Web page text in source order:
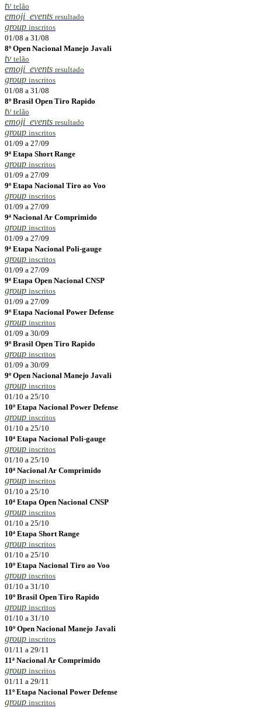
tv telão
emoji_events resultado
group inscritos
01/08 a 31/08
8º Open Nacional Manejo Javali
tv telão
emoji_events resultado
group inscritos
01/08 a 31/08
8º Brasil Open Tiro Rapido
tv telão
emoji_events resultado
group inscritos
01/09 a 27/09
9ª Etapa Short Range
group inscritos
01/09 a 27/09
9º Etapa Nacional Tiro ao Voo
group inscritos
01/09 a 27/09
9ª Nacional Ar Comprimido
group inscritos
01/09 a 27/09
9ª Etapa Nacional Poli-gauge
group inscritos
01/09 a 27/09
9ª Etapa Open Nacional CNSP
group inscritos
01/09 a 27/09
9º Etapa Nacional Power Defense
group inscritos
01/09 a 30/09
9º Brasil Open Tiro Rapido
group inscritos
01/09 a 30/09
9º Open Nacional Manejo Javali
group inscritos
01/10 a 25/10
10º Etapa Nacional Power Defense
group inscritos
01/10 a 25/10
10ª Etapa Nacional Poli-gauge
group inscritos
01/10 a 25/10
10ª Nacional Ar Comprimido
group inscritos
01/10 a 25/10
10ª Etapa Open Nacional CNSP
group inscritos
01/10 a 25/10
10ª Etapa Short Range
group inscritos
01/10 a 25/10
10º Etapa Nacional Tiro ao Voo
group inscritos
01/10 a 31/10
10º Brasil Open Tiro Rapido
group inscritos
01/10 a 31/10
10º Open Nacional Manejo Javali
group inscritos
01/11 a 29/11
11ª Nacional Ar Comprimido
group inscritos
01/11 a 29/11
11º Etapa Nacional Power Defense
group inscritos